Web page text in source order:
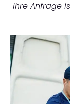
Ihre Anfrage